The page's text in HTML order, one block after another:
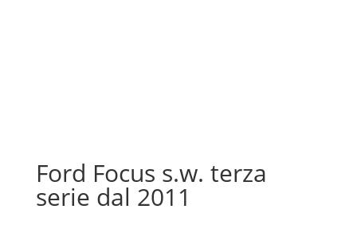
Ford Focus s.w. terza
serie dal 2011